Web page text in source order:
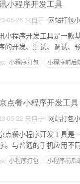
小程序开发工具
05-26 来自于 网站打包
小程序开发工具是一款
的开发、测试、调试、
支持Windows、macOS和
小程序打包 小程序前后
点餐小程序开发工具
05-22 来自于 网站打包
点餐小程序开发工具是
。与普通的手机应用不
装、节省空间等优点。一
小程序打包 小程序前后